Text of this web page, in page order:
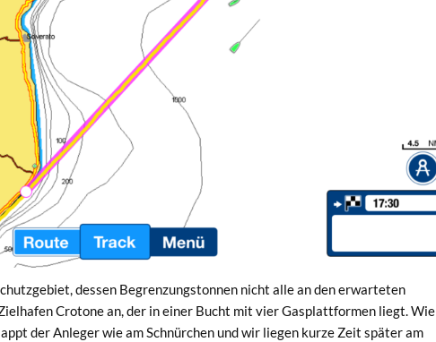
dessen Begrenzungstonnen nicht alle an den erwarteten
Crotone an, der in einer Bucht mit vier Gasplattformen liegt. Wie
der Anleger wie am Schnürchen und wir liegen kurze Zeit später am